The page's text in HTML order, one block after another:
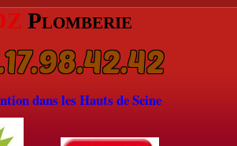
Plomberie
dans les Hauts de Seine